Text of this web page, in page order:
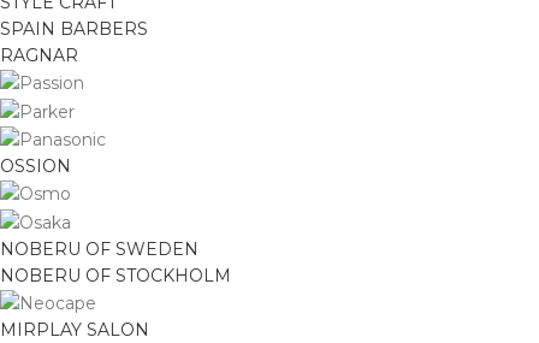
SPAIN BARBERS
RAGNAR
OSSION
NOBERU OF SWEDEN
NOBERU OF STOCKHOLM
MIRPLAY SALON